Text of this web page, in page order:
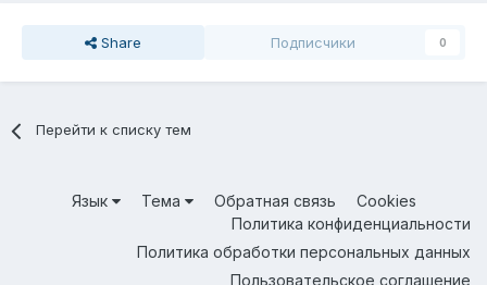
Share Подписчики 0
Перейти к списку тем
Язык Тема Обратная связь
Cookies
Политика конфиденциальности
Политика обработки персональных данных
Пользовательское соглашение